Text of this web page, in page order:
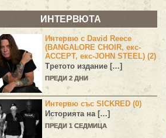
ИНТЕРВЮТА
Интервю с David Reece
(BANGALORE CHOIR, екс-
ACCEPT, екс-JOHN STEEL) (2)
Третото издание […]
ПРЕДИ 2 ДНИ
Интервю със SICKRED (0)
Историята на […]
ПРЕДИ 1 СЕДМИЦА